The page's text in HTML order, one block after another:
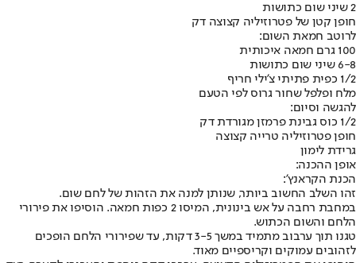
2 שיני שום כתושות
חופן קטן של פטרוזיליה קצוצה דק
לרוטב חמאת השום:
100 גרם חמאה איכותית
6-8 שיני שום כתושות
1/2 כפית פתיתי צ'ילי חריף
מלח ופלפל שחור גרוס לפי הטעם
להגשה וסיום:
1/2 כוס גבינת פרמזן מגורדת דק
חופן פטרוזיליה טרייה קצוצה
גרידת לימון
אופן ההכנה:
הכנת הקראנץ':
זהו השלב החשוב ביותר, שנותן למנה את הזהות של לחם שום.
במחבת רחבה על אש בינונית, המיסו 2 כפות חמאה. הוסיפו את פירורי
הלחם והשום הכתוש.
טגנו תוך ערבוב מתמיד במשך 3-5 דקות, עד שפירורי הלחם הופכים
לזהובים עמוקים וקריספיים מאוד.